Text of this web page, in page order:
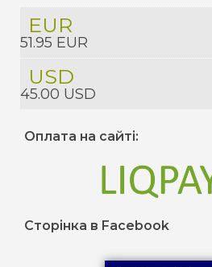
EUR
51.95 EUR
USD
45.00 USD
Оплата на сайті:
Сторінка в Facebook